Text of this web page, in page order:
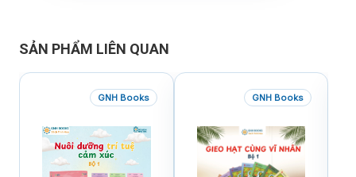
SẢN PHẨM LIÊN QUAN
GNH Books GNH Books